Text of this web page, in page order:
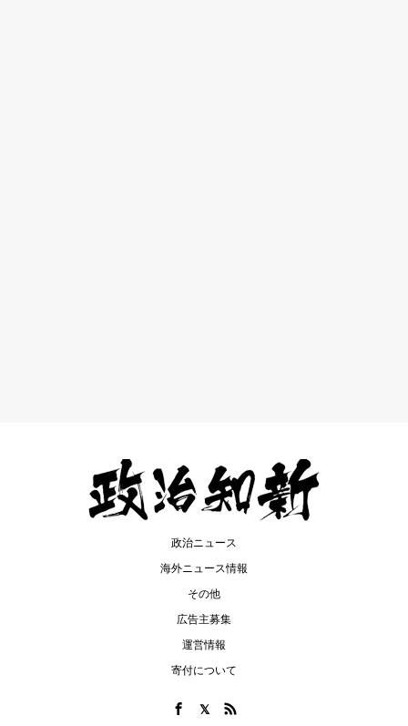
政治ニュース
海外ニュース情報
その他
広告主募集
運営情報
寄付について